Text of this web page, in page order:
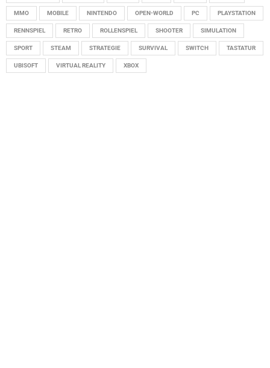
MMO MOBILE NINTENDO OPEN-WORLD PC PLAYSTATION
RENNSPIEL RETRO ROLLENSPIEL SHOOTER SIMULATION
SPORT STEAM STRATEGIE SURVIVAL SWITCH TASTATUR
UBISOFT VIRTUAL REALITY XBOX